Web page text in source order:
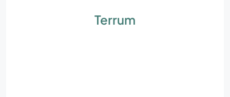
Terrum